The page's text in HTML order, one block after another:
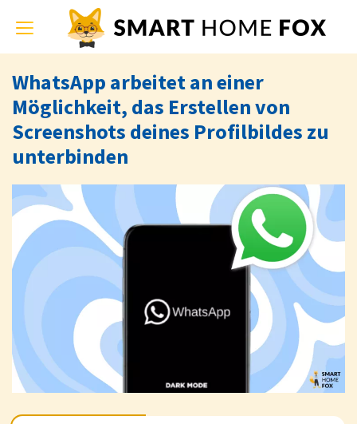
Toggle
navigation
WhatsApp arbeitet an einer
Möglichkeit, das Erstellen von
Screenshots deines Profilbildes zu
unterbinden